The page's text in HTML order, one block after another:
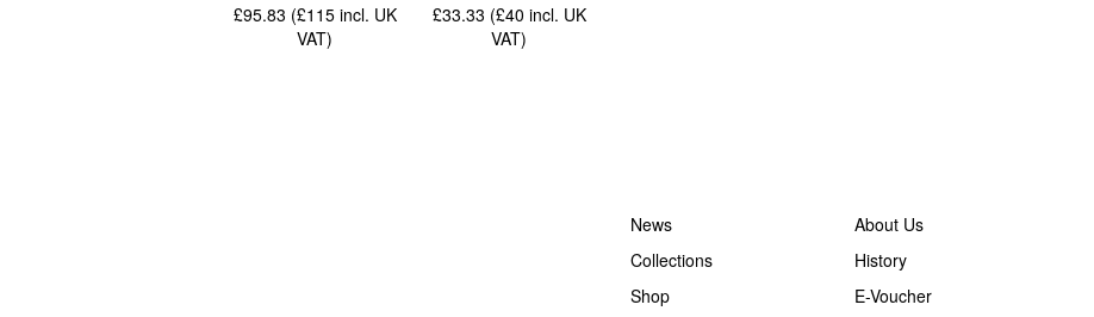
£95.83 (£115 incl. UK
VAT)
£33.33 (£40 incl. UK
VAT)
News
About Us
Collections
History
Shop
E-Voucher